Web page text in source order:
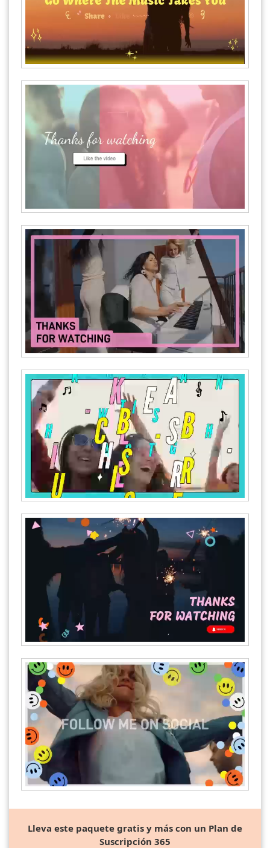
Lleva este paquete gratis y más con un Plan de
Suscripción 365